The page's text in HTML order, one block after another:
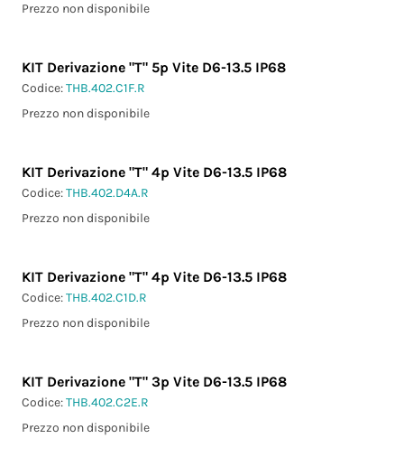
Prezzo non disponibile
KIT Derivazione "T" 5p Vite D6-13.5 IP68
Codice:THB.402.C1F.R
Prezzo non disponibile
KIT Derivazione "T" 4p Vite D6-13.5 IP68
Codice:THB.402.D4A.R
Prezzo non disponibile
KIT Derivazione "T" 4p Vite D6-13.5 IP68
Codice:THB.402.C1D.R
Prezzo non disponibile
KIT Derivazione "T" 3p Vite D6-13.5 IP68
Codice:THB.402.C2E.R
Prezzo non disponibile